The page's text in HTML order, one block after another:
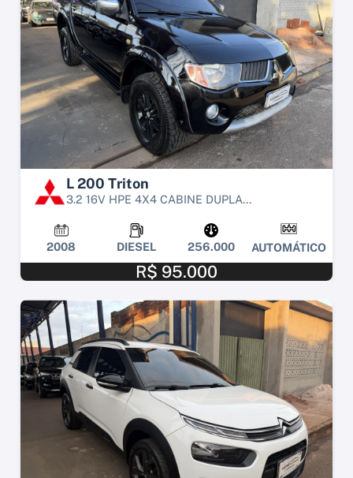
L 200 Triton
3.2 16V HPE 4X4 CABINE DUPLA...
2008 DIESEL 256.000 AUTOMÁTICO
R$ 95.000